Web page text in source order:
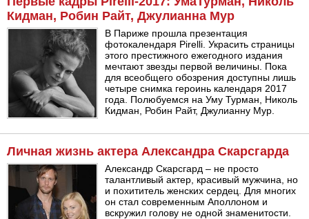
Кидман, Робин Райт, Джулианна Мур
В Париже прошла презентация
фотокалендаря Pirelli. Украсить страницы
этого престижного ежегодного издания
мечтают звезды первой величины. Пока
для всеобщего обозрения доступны лишь
четыре снимка героинь календаря 2017
года. Полюбуемся на Уму Турман, Николь
Кидман, Робин Райт, Джулианну Мур.
Личная жизнь актера Александра Скарсгарда
Александр Скарсгард – не просто
талантливый актер, красивый мужчина, но
и похититель женских сердец. Для многих
он стал современным Аполлоном и
вскружил голову не одной знаменитости.